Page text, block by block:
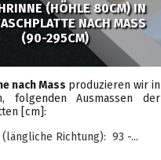
(HÖHLE 80CM) IN
NACH MASS
(90-295CM)
nach Mass produzieren wir in
folgenden Ausmassen der
[cm]:
Richtung): 93 -...